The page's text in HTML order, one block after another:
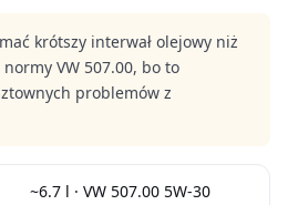
krótszy interwał olejowy niż
VW 507.00, bo to
problemów z
~6.7 l · VW 507.00 5W-30